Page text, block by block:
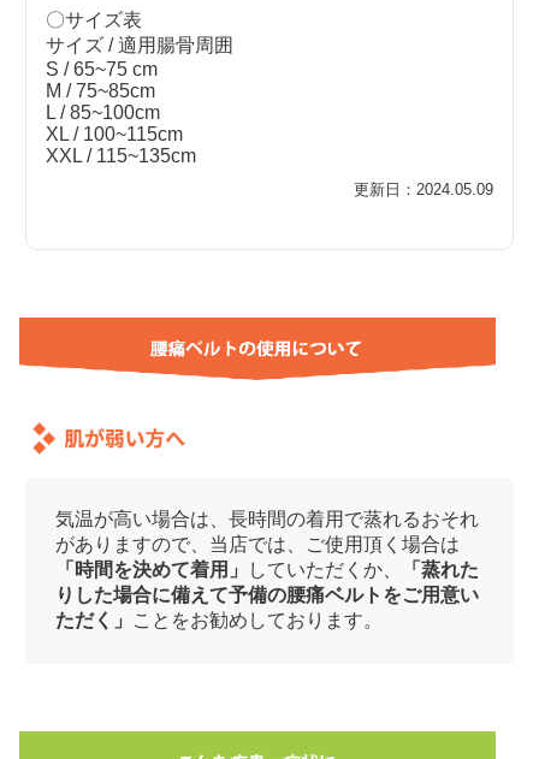
〇サイズ表
サイズ / 適用腸骨周囲
S / 65~75 cm
M / 75~85cm
L / 85~100cm
XL / 100~115cm
XXL / 115~135cm
更新日：2024.05.09
気温が高い場合は、長時間の着用で蒸れるおそれ
がありますので、当店では、ご使用頂く場合は
「時間を決めて着用」
していただくか、
「蒸れた
りした場合に備えて予備の腰痛ベルトをご用意い
ただく」
ことをお勧めしております。